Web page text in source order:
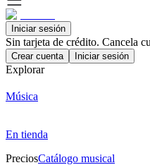
Iniciar sesión
Sin tarjeta de crédito. Cancela
Crear cuenta Iniciar sesión
Explorar
Música
En tienda
PreciosCatálogo musical